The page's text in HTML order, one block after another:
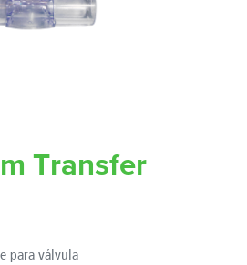
Transfer
para válvula